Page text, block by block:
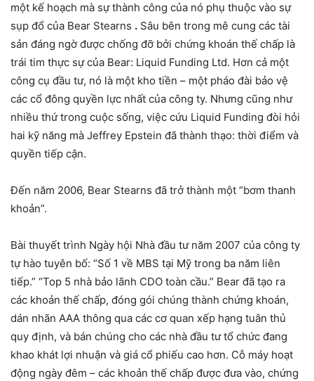
một kế hoạch mà sự thành công của nó phụ thuộc vào sự
sụp đổ của Bear Stearns . Sâu bên trong mê cung các tài
sản đáng ngờ được chống đỡ bởi chứng khoán thế chấp là
trái tim thực sự của Bear: Liquid Funding Ltd. Hơn cả một
công cụ đầu tư, nó là một kho tiền – một pháo đài bảo vệ
các cổ đông quyền lực nhất của công ty. Nhưng cũng như
nhiều thứ trong cuộc sống, việc cứu Liquid Funding đòi hỏi
hai kỹ năng mà Jeffrey Epstein đã thành thạo: thời điểm và
quyền tiếp cận.
Đến năm 2006, Bear Stearns đã trở thành một “bơm thanh
khoản”.
Bài thuyết trình Ngày hội Nhà đầu tư năm 2007 của công ty
tự hào tuyên bố: “Số 1 về MBS tại Mỹ trong ba năm liên
tiếp.” “Top 5 nhà bảo lãnh CDO toàn cầu.” Bear đã tạo ra
các khoản thế chấp, đóng gói chúng thành chứng khoán,
dán nhãn AAA thông qua các cơ quan xếp hạng tuân thủ
quy định, và bán chúng cho các nhà đầu tư tổ chức đang
khao khát lợi nhuận và giá cổ phiếu cao hơn. Cỗ máy hoạt
động ngày đêm – các khoản thế chấp được đưa vào, chứng